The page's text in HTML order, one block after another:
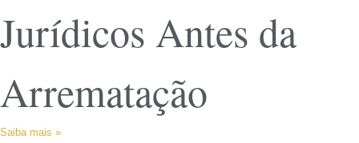
Jurídicos Antes da
Arrematação
Saiba mais »